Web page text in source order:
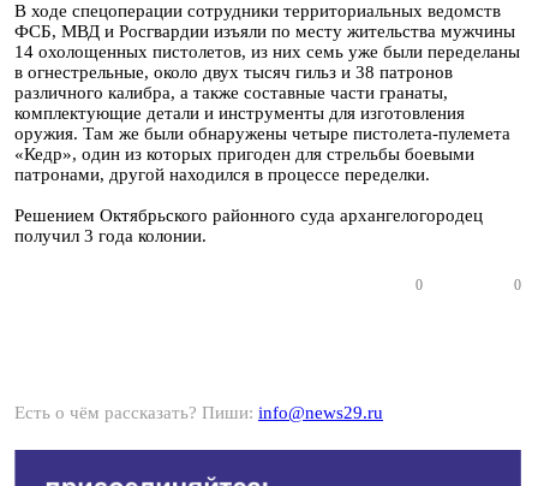
В ходе спецоперации сотрудники территориальных ведомств
ФСБ, МВД и Росгвардии изъяли по месту жительства мужчины
14 охолощенных пистолетов, из них семь уже были переделаны
в огнестрельные, около двух тысяч гильз и 38 патронов
различного калибра, а также составные части гранаты,
комплектующие детали и инструменты для изготовления
оружия. Там же были обнаружены четыре пистолета-пулемета
«Кедр», один из которых пригоден для стрельбы боевыми
патронами, другой находился в процессе переделки.
Решением Октябрьского районного суда архангелогородец
получил 3 года колонии.
0 0
Есть о чём рассказать? Пиши: info@news29.ru